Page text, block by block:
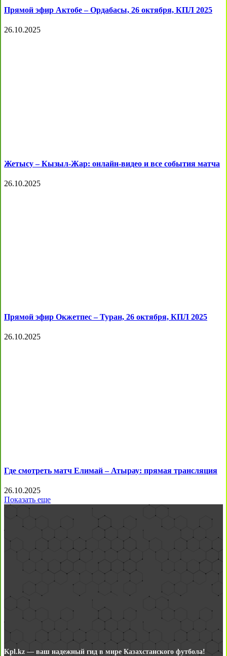
Прямой эфир Актобе – Ордабасы, 26 октября, КПЛ 2025
26.10.2025
Жетысу – Кызыл-Жар: онлайн-видео и все события матча
26.10.2025
Прямой эфир Окжетпес – Туран, 26 октября, КПЛ 2025
26.10.2025
Где смотреть матч Елимай – Атырау: прямая трансляция
26.10.2025
Показать еще
Kpl.kz — ваш надежный гид в мире Казахстанского футбола!